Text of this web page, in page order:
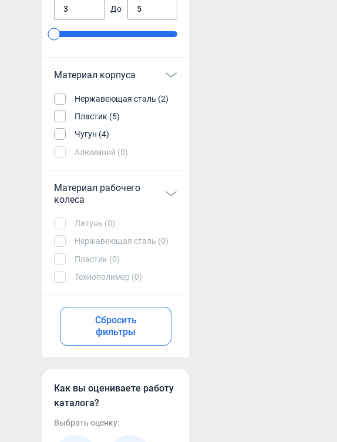
До
Материал корпуса
Нержавеющая сталь (2)
Пластик (5)
Чугун (4)
Алюминий (0)
Материал рабочего
колеса
Латунь (0)
Нержавеющая сталь (0)
Пластик (0)
Технополимер (0)
Сбросить
фильтры
Как вы оцениваете работу
каталога?
Выбрать оценку: